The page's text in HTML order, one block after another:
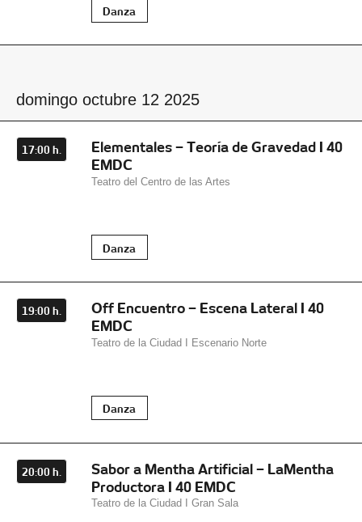
Danza
domingo octubre 12 2025
17:00 h.
Elementales – Teoría de Gravedad I 40
EMDC
Teatro del Centro de las Artes
Danza
19:00 h.
Off Encuentro – Escena Lateral I 40
EMDC
Teatro de la Ciudad I Escenario Norte
Danza
20:00 h.
Sabor a Mentha Artificial – LaMentha
Productora I 40 EMDC
Teatro de la Ciudad I Gran Sala